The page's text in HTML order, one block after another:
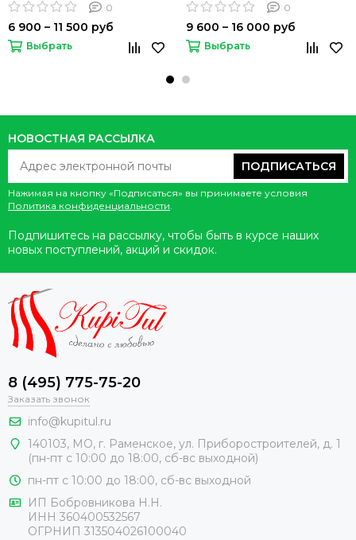
0
6 900 – 11 500 руб
Выбрать
0
9 600 – 16 000 руб
Выбрать
НОВОСТНАЯ РАССЫЛКА
ПОДПИСАТЬСЯ
Нажимая на кнопку «Подписаться» вы принимаете условия
Политика конфиденциальности
Подпишитесь на рассылку, чтобы быть в курсе наших
новых поступлений, акций и скидок.
8 (495) 775-75-20
Заказать звонок
info@kupitul.ru
140103, МО, г. Раменское, ул. Приборостроителей, д. 1
(пн-пт с 10:00 до 18:00, сб-вс выходной)
пн-пт с 10:00 до 18:00, сб-вс выходной
ИП Бобровникова Н.Н.
ИНН 360400532567
ОГРНИП 313504026100040